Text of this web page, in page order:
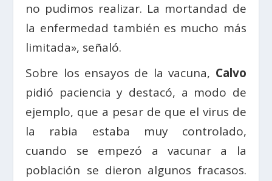
no pudimos realizar. La mortandad de
la enfermedad también es mucho más
limitada», señaló.
Sobre los ensayos de la vacuna, Calvo
pidió paciencia y destacó, a modo de
ejemplo, que a pesar de que el virus de
la rabia estaba muy controlado,
cuando se empezó a vacunar a la
población se dieron algunos fracasos.